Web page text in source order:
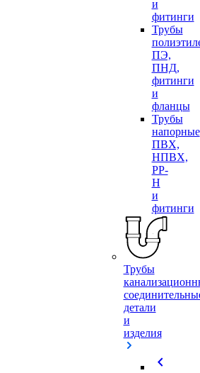
и
фитинги
Трубы
ПЭ,
ПНД,
фитинги
и
фланцы
Трубы
напорные
ПВХ,
НПВХ,
PP-
H
и
фитинги
Трубы
детали
и
изделия
chevron_left